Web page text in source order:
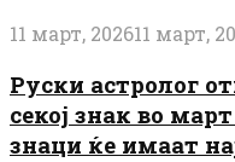
11 март, 202611 март,
Руски астролог
секој знак во
знаци ќе имаат